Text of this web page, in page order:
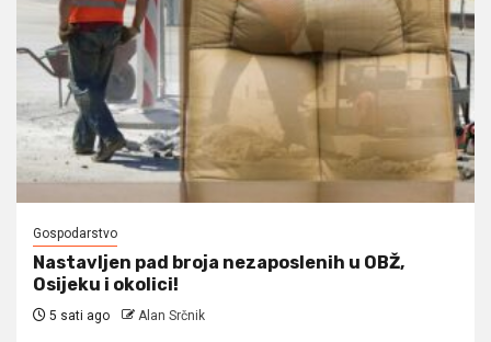
Gospodarstvo
Nastavljen pad broja nezaposlenih u OBŽ,
Osijeku i okolici!
5 sati ago Alan Srčnik